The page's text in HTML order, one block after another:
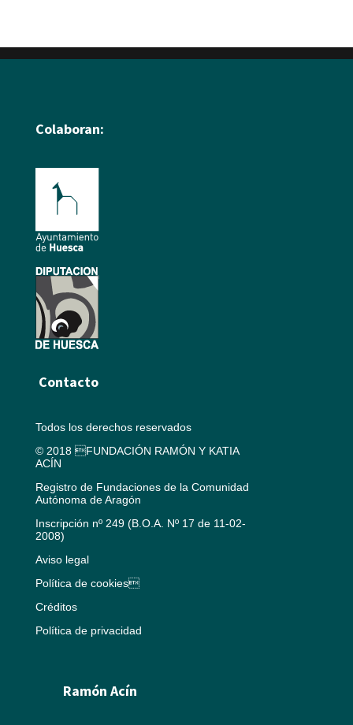
Colaboran:
Contacto
Todos los derechos reservados
© 2018 FUNDACIÓN RAMÓN Y KATIA
ACÍN
Registro de Fundaciones de la Comunidad
Autónoma de Aragón
Inscripción nº 249 (B.O.A. Nº 17 de 11-02-
2008)
Aviso legal
Política de cookies
Créditos
Política de privacidad
Ramón Acín